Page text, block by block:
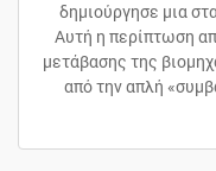
δημιούργησε μια
Αυτή η περίπτωση
μετάβασης της
από την απλή